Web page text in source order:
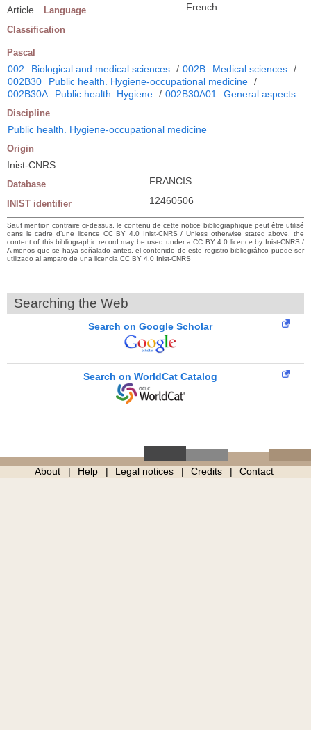
Article Language French
Classification
Pascal
002 Biological and medical sciences / 002B Medical sciences /
002B30
Public health. Hygiene-occupational medicine /
002B30A
Public health. Hygiene / 002B30A01 General aspects
Discipline
Public health. Hygiene-occupational medicine
Origin
Inist-CNRS
Database FRANCIS
INIST identifier 12460506
Sauf mention contraire ci-dessus, le contenu de cette notice bibliographique peut être utilisé
dans le cadre d’une licence CC BY 4.0 Inist-CNRS / Unless otherwise stated above, the
content of this bibliographic record may be used under a CC BY 4.0 licence by Inist-CNRS /
A menos que se haya señalado antes, el contenido de este registro bibliográfico puede ser
utilizado al amparo de una licencia CC BY 4.0 Inist-CNRS
Searching the Web
Search on Google Scholar
Search on WorldCat Catalog
About Help Legal notices Credits Contact